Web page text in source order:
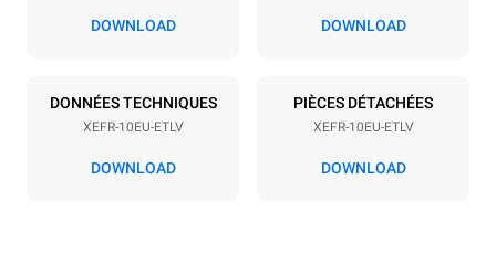
380-415V 3N~ / 220-240V
3~
15,5 kW
50 / 60 Hz NON INCLUS
DOWNLOAD DOWNLOAD
DONNÉES TECHNIQUES
XEFR-10EU-ETLV
DOWNLOAD
PIÈCES DÉTACHÉES
XEFR-10EU-ETLV
DOWNLOAD